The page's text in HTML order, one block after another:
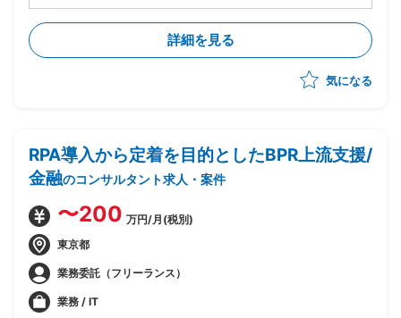
・システム化要件定義や開発工程において、事業会社側
の立場からシステム全体のアーキテクチャを実施
・外部のアーキテクチャ有識者と共にアーキテクチャ/
データモデル/データ配置/機能配置指針の作成
・主担当としてプロトタイプ(デモアプリ等)の実装
詳細を見る
気になる
RPA導入から定着を目的としたBPR上流支援/
金融のコンサルタント求人・案件
〜200 万円/月(税別)
東京都
業務委託（フリーランス）
業務 / IT